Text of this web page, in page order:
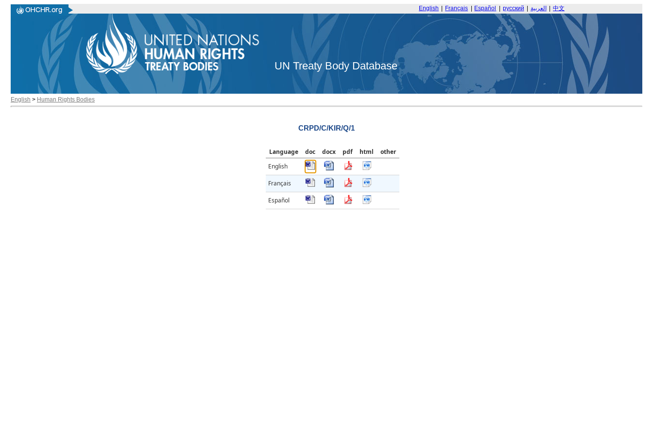
English Français Español русский العربية 中文
UN Treaty Body Database
English > Human Rights Bodies
CRPD/C/KIR/Q/1
Language doc docx pdf html
other
English
Français
Español